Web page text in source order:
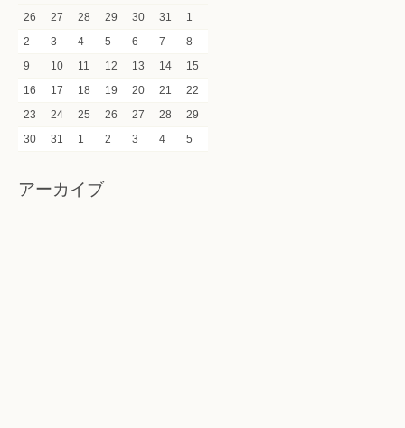
26
27 28 29 30 31
1
2
3 4 5 6 7
8
9
10 11 12 13 14
15
16
17 18 19 20 21
22
23
24 25 26 27 28
29
30
31 1 2 3 4 5
アーカイブ